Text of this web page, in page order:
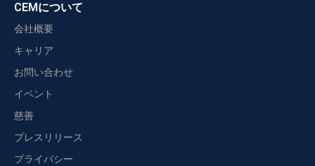
CEMについて
会社概要
キャリア
お問い合わせ
イベント
慈善
プレスリリース
プライバシー